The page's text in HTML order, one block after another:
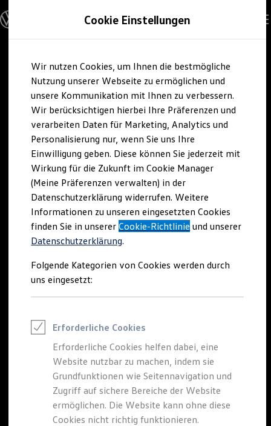
Hauptinhalt
springen
Footer
springen
Modelle und Konfigurator
Konfigurator
Modelle vergleichen
Elektroautos
ENERGY Sondermodelle
Nutzfahrzeuge
SUV und CUV
Familienautos
Kombis
Kompaktwagen
Sportwagen
Schnell verfügbare Fahrzeuge
Angebote und Produkte
Aktuelle Angebote
E-Auto-Förderung
Volkswagen Marktplatz
Die ENERGY Sondermodelle
Junge Gebrauchtwagen und Gebrauchtwagen
Volkswagen Zertifizierte Gebrauchtwagen
Elektromobilität bei Gebrauchtwagen
Saisonangebote
Reifenpakete
Leasing
Leasing-Angebote
Elektroauto Leasing
Kleinwagen-Leasing
Leasing ohne Anzahlung
Finanzierung
Autokredit mit Schlussrate
Versicherungen und Garantien
Kfz-Versicherung
Restschuldversicherungen
Garantien
Cookie Einstellungen
Wir nutzen Cookies, um Ihnen die bestmögliche
Nutzung unserer Webseite zu ermöglichen und
unsere Kommunikation mit Ihnen zu verbessern.
Wir berücksichtigen hierbei Ihre Präferenzen und
verarbeiten Daten für Marketing, Analytics und
Personalisierung nur, wenn Sie uns Ihre
Einwilligung geben. Diese können Sie jederzeit mit
Wirkung für die Zukunft im Cookie Manager
(Meine Präferenzen verwalten) in der
Datenschutzerklärung widerrufen. Weitere
Informationen zu unseren eingesetzten Cookies
finden Sie in unsererCookie-Richtlinie und unserer
Datenschutzerklärung.
Folgende Kategorien von Cookies werden durch
uns eingesetzt:
Erforderliche Cookies
Erforderliche Cookies helfen dabei, eine
Website nutzbar zu machen, indem sie
Grundfunktionen wie Seitennavigation und
Zugriff auf sichere Bereiche der Website
ermöglichen. Die Website kann ohne diese
Cookies nicht richtig funktionieren.